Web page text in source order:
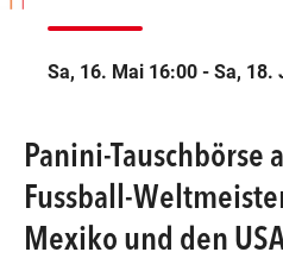
FREITAG
Sa, 16. Mai 16:00 - Sa, 18.
Panini-Tauschbörse
Fussball-
Mexiko und den